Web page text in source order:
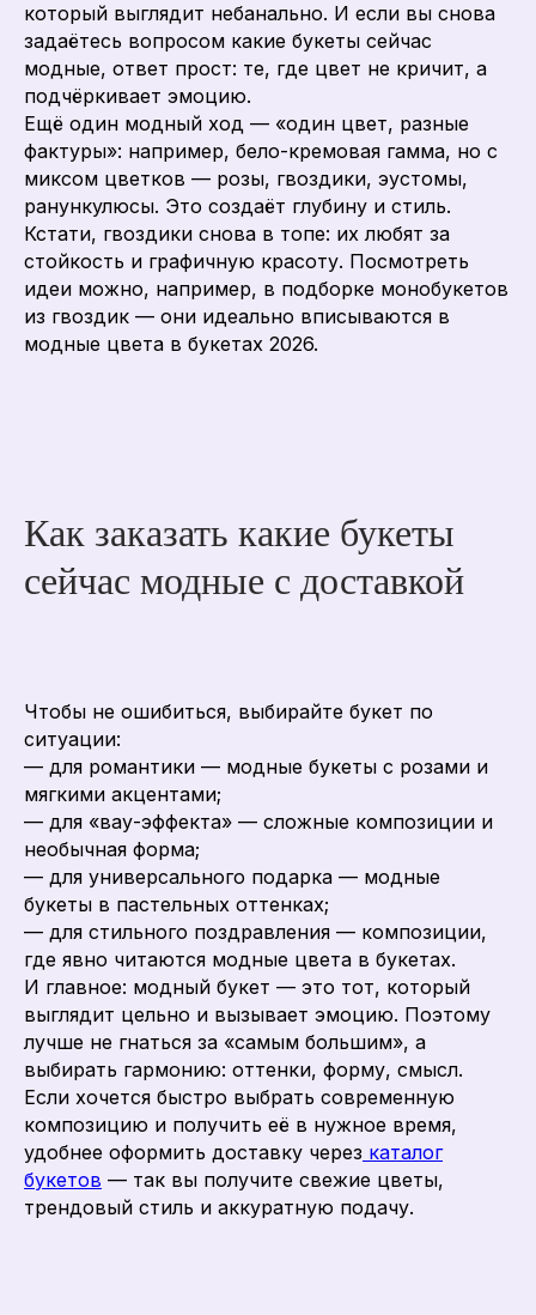
который выглядит небанально. И если вы снова
задаётесь вопросом какие букеты сейчас
модные, ответ прост: те, где цвет не кричит, а
подчёркивает эмоцию.
Ещё один модный ход — «один цвет, разные
фактуры»: например, бело-кремовая гамма, но с
миксом цветков — розы, гвоздики, эустомы,
ранункулюсы. Это создаёт глубину и стиль.
Кстати, гвоздики снова в топе: их любят за
стойкость и графичную красоту. Посмотреть
идеи можно, например, в подборке монобукетов
из гвоздик — они идеально вписываются в
модные цвета в букетах 2026.
Как заказать какие букеты
сейчас модные с доставкой
Чтобы не ошибиться, выбирайте букет по
ситуации:
— для романтики — модные букеты с розами и
мягкими акцентами;
— для «вау-эффекта» — сложные композиции и
необычная форма;
— для универсального подарка — модные
букеты в пастельных оттенках;
— для стильного поздравления — композиции,
где явно читаются модные цвета в букетах.
И главное: модный букет — это тот, который
выглядит цельно и вызывает эмоцию. Поэтому
лучше не гнаться за «самым большим», а
выбирать гармонию: оттенки, форму, смысл.
Если хочется быстро выбрать современную
композицию и получить её в нужное время,
удобнее оформить доставку через каталог
букетов — так вы получите свежие цветы,
трендовый стиль и аккуратную подачу.